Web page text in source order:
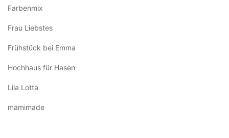
Farbenmix
Frau Liebstes
Frühstück bei Emma
Hochhaus für Hasen
Lila Lotta
mamimade